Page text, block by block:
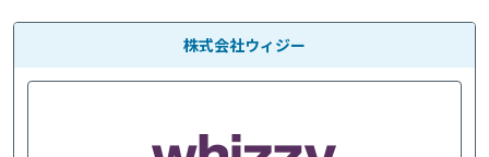
株式会社ウィジー